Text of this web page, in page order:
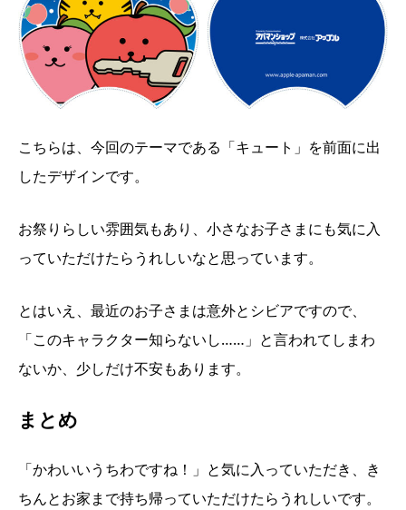
こちらは、今回のテーマである「キュート」を前面に出
したデザインです。
お祭りらしい雰囲気もあり、小さなお子さまにも気に入
っていただけたらうれしいなと思っています。
とはいえ、最近のお子さまは意外とシビアですので、
「このキャラクター知らないし……」と言われてしまわ
ないか、少しだけ不安もあります。
まとめ
「かわいいうちわですね！」と気に入っていただき、き
ちんとお家まで持ち帰っていただけたらうれしいです。